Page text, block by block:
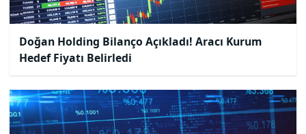
Doğan Holding Bilanço Açıkladı! Aracı Kurum
Hedef Fiyatı Belirledi